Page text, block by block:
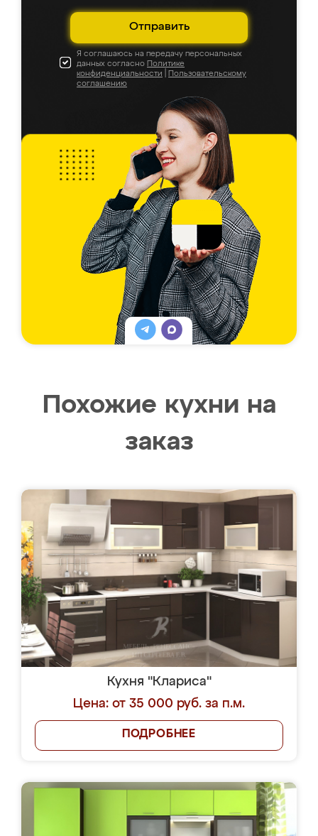
Отправить
Я соглашаюсь на передачу персональных
данных согласно Политике
конфиденциальности
Пользовательскому
соглашению
Похожие кухни на
заказ
Кухня "Клариса"
Цена: от 35 000 руб. за п.м.
ПОДРОБНЕЕ